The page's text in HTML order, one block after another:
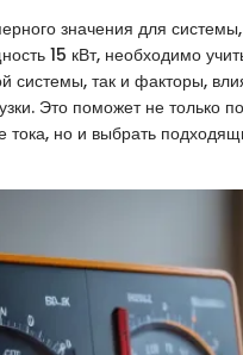
значения для системы,
15 кВт, необходимо
системы, так и факторы,
Это поможет не только
тока, но и выбрать